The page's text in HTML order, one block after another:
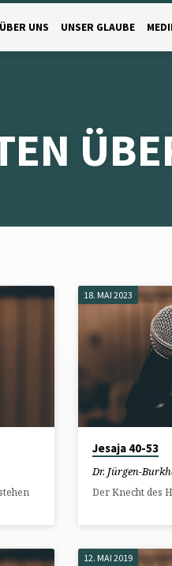
ÜBER UNS UNSER GLAUBE
18. MAI 2023
Jesaja 40-53
Dr. Jürgen-
Der Knecht des
12. MAI 2019